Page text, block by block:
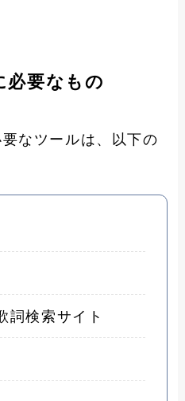
必要なもの
なツールは、以下の
詞検索サイト